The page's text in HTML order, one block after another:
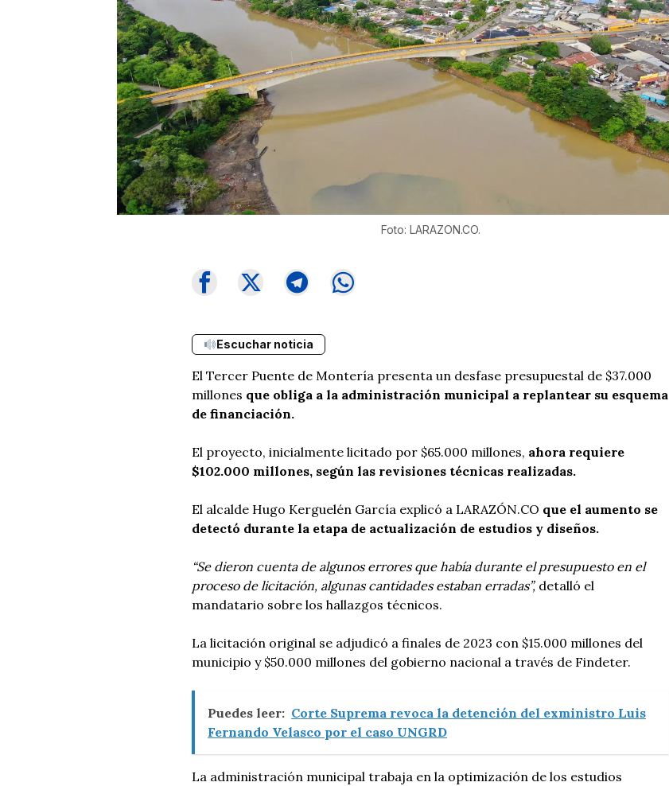
Foto: LARAZON.CO.
Escuchar noticia
El Tercer Puente de Montería presenta un desfase presupuestal de $37.000
millones que obliga a la administración municipal a replantear su esquema
de financiación.
El proyecto, inicialmente licitado por $65.000 millones, ahora requiere
$102.000 millones, según las revisiones técnicas realizadas.
El alcalde Hugo Kerguelén García explicó a LARAZÓN.CO que el aumento se
detectó durante la etapa de actualización de estudios y diseños.
“Se dieron cuenta de algunos errores que había durante el presupuesto en el
proceso de licitación, algunas cantidades estaban erradas”, detalló el
mandatario sobre los hallazgos técnicos.
La licitación original se adjudicó a finales de 2023 con $15.000 millones del
municipio y $50.000 millones del gobierno nacional a través de Findeter.
Puedes leer: Corte Suprema revoca la detención del exministro Luis
Fernando Velasco por el caso UNGRD
La administración municipal trabaja en la optimización de los estudios